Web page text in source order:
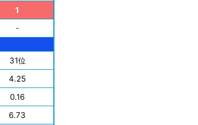
1
-
31位
4.25
0.16
6.73